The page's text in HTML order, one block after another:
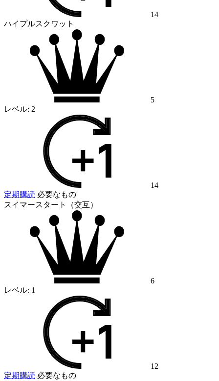
14
ハイプルスクワット
5
レベル: 2
14
定期購読 必要なもの
スイマースタート（交互）
6
レベル: 1
12
定期購読 必要なもの